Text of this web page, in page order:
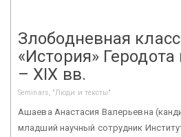
Злободневная
«История» Геродота
– XIX вв.
Seminars, "Люди и тексты"
Ашаева Анастасия Валерьевна
младший научный сотрудник